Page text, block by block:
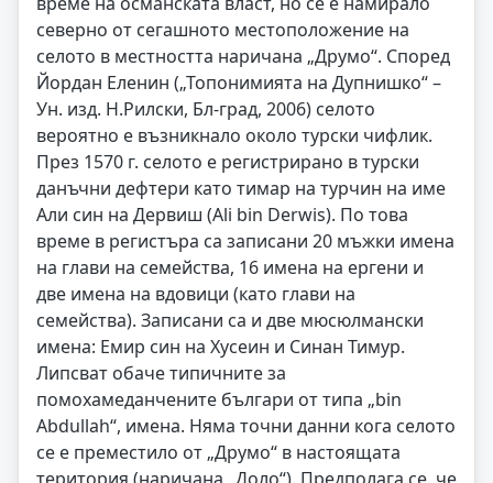
северно от сегашното местоположение на
селото в местността наричана „Друмо“. Според
Йордан Еленин („Топонимията на Дупнишко“ –
Ун. изд. Н.Рилски, Бл-град, 2006) селото
вероятно е възникнало около турски чифлик.
През 1570 г. селото е регистрирано в турски
данъчни дефтери като тимар на турчин на име
Али син на Дервиш (Ali bin Derwis). По това
време в регистъра са записани 20 мъжки имена
на глави на семейства, 16 имена на ергени и
две имена на вдовици (като глави на
семейства). Записани са и две мюсюлмански
имена: Емир син на Хусеин и Синан Тимур.
Липсват обаче типичните за
помохамеданчените българи от типа „bin
Abdullah“, имена. Няма точни данни кога селото
се е преместило от „Друмо“ в настоящата